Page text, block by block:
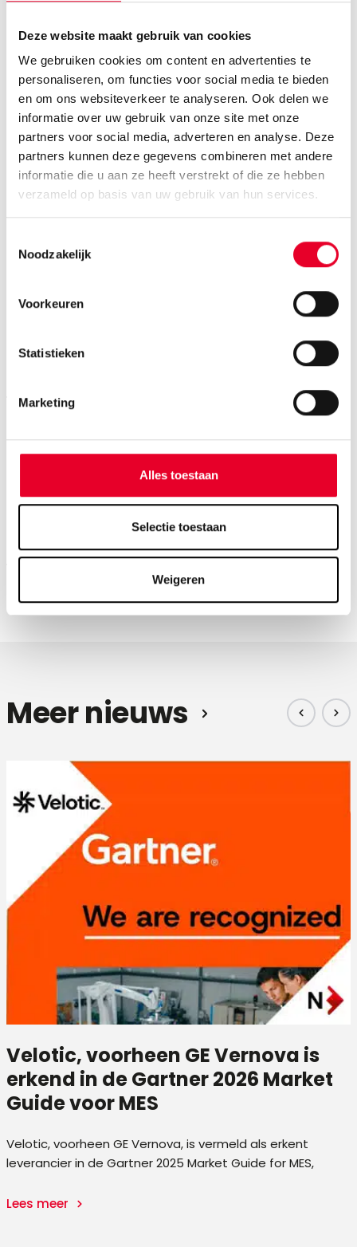
Deze website maakt gebruik van cookies
We gebruiken cookies om content en advertenties te
personaliseren, om functies voor social media te bieden
en om ons websiteverkeer te analyseren. Ook delen we
informatie over uw gebruik van onze site met onze
partners voor social media, adverteren en analyse. Deze
partners kunnen deze gegevens combineren met andere
informatie die u aan ze heeft verstrekt of die ze hebben
verzameld op basis van uw gebruik van hun services.
Noodzakelijk
Voorkeuren
Statistieken
Marketing
Alles toestaan
Selectie toestaan
Weigeren
OpenTelemetry:
monitoringtools zoals Prometheus, Grafana,
Datadog of Splunk om alles centraal te monitoren.
InfluxDB:
Schrijf nu tot 2.500 inserts per seconde en beheer
grote hoeveelheden data zonder prestatielimieten
te bereiken.
OPC UA 1.05:
Profiteer van de verbeterde
communicatiemogelijkheden op het gebied van
MQTT enPubSubvoor uw projecten.
Bescherm de communicatie tussen uw primaire en
verbindingen en Pre-Shared Keys, voor de hoogste
beveiliging van uw communicatie.
Lees de gehele release note van OPC Router.
Wilt u graag een overzicht van de highlights ontvangen?
Vraag bij Inray de opname op van het webinar over versie
5.3.
Aanvragen
Voor meer informatie over OPC Router
met Novotek.
Meer nieuws
Velotic, voorheen GE Vernova is
erkend in de Gartner 2026 Market
Guide voor MES
Velotic, voorheen GE Vernova, is vermeld als erkent
leverancier in de Gartner 2025 Market Guide for MES,
Lees meer